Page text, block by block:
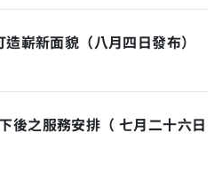
嶄新面貌（八月四日發布）
後之服務安排（ 七月二十六日